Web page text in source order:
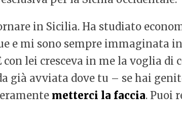
in Sicilia. Ha studiato
e mi sono sempre immaginata
con lei cresceva in me la voglia
già avviata dove tu – se hai
metterci la faccia. Puoi